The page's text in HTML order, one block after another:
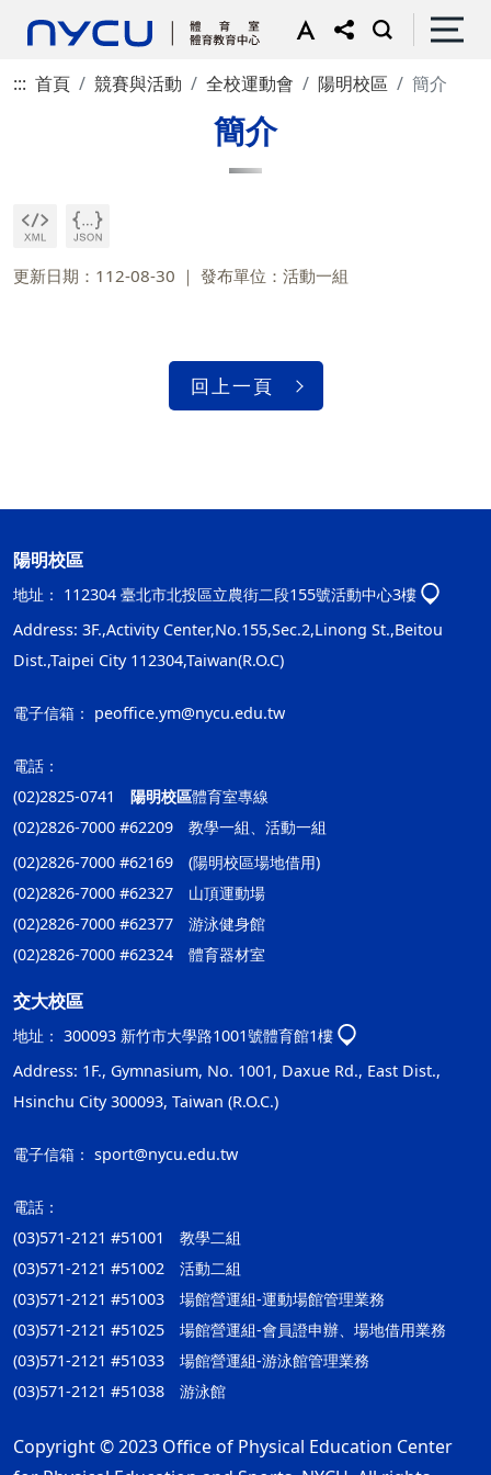
::: 首頁 競賽與活動 全校運動會 陽明校區 簡介
簡介
更新日期：112-08-30 發布單位：活動一組
回上一頁
陽明校區
地址： 112304 臺北市北投區立農街二段155號活動中心3樓
Address: 3F.,Activity Center,No.155,Sec.2,Linong St.,Beitou
Dist.,Taipei City 112304,Taiwan(R.O.C)
電子信箱： peoffice.ym@nycu.edu.tw
電話：
(02)2825-0741 陽明校區體育室專線
(02)2826-7000 #62209 教學一組、活動一組
(02)2826-7000 #62169 (陽明校區場地借用)
(02)2826-7000 #62327 山頂運動場
(02)2826-7000 #62377 游泳健身館
(02)2826-7000 #62324 體育器材室
交大校區
地址： 300093 新竹市大學路1001號體育館1樓
Address: 1F., Gymnasium, No. 1001, Daxue Rd., East Dist.,
Hsinchu City 300093, Taiwan (R.O.C.)
電子信箱： sport@nycu.edu.tw
電話：
(03)571-2121 #51001 教學二組
(03)571-2121 #51002 活動二組
(03)571-2121 #51003 場館營運組-運動場館管理業務
(03)571-2121 #51025 場館營運組-會員證申辦、場地借用業務
(03)571-2121 #51033 場館營運組-游泳館管理業務
(03)571-2121 #51038 游泳館
Copyright © 2023 Office of Physical Education Center